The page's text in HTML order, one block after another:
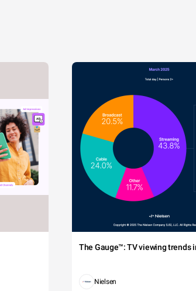
The Gauge™: TV viewing trends
Nielsen